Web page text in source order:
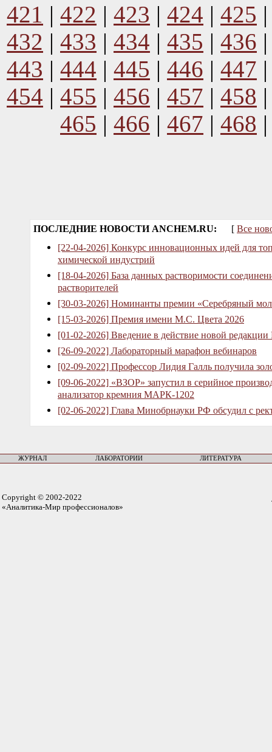
421 | 422 | 423 | 424 | 425
432 | 433 | 434 | 435 | 436
443 | 444 | 445 | 446 | 447
454 | 455 | 456 | 457 | 458
465 | 466 | 467 | 468
ПОСЛЕДНИЕ НОВОСТИ ANCHEM.RU: [ Все
[22-04-2026] Конкурс инновационных идей для
химической индустрий
[18-04-2026] База данных растворимости
растворителей
[30-03-2026] Номинанты премии «Серебряный
[15-03-2026] Премия имени М.С. Цвета 2026
[01-02-2026] Введение в действие новой
[26-09-2022] Лабораторный марафон вебинаров
[02-09-2022] Профессор Лидия Галль получила
[09-06-2022] «ВЗОР» запустил в серийное
анализатор кремния МАРК-1202
[02-06-2022] Глава Минобрнауки РФ обсудил с
ЖУРНАЛ ЛАБОРАТОРИИ ЛИТЕРАТУРА
Copyright © 2002-2022
«Аналитика-Мир профессионалов»